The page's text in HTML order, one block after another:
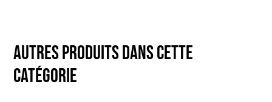
Autres produits dans cette
catégorie